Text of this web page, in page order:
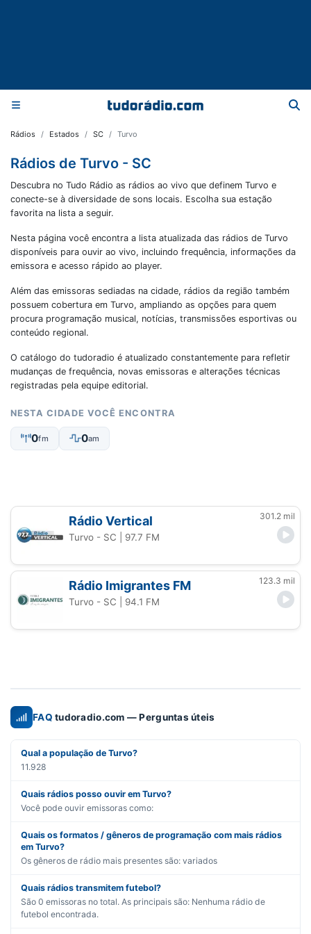
Rádios Estados SC Turvo
Rádios de Turvo - SC
Descubra no Tudo Rádio as rádios ao vivo que definem Turvo e
conecte-se à diversidade de sons locais. Escolha sua estação
favorita na lista a seguir.
Nesta página você encontra a lista atualizada das rádios de Turvo
disponíveis para ouvir ao vivo, incluindo frequência, informações da
emissora e acesso rápido ao player.
Além das emissoras sediadas na cidade, rádios da região também
possuem cobertura em Turvo, ampliando as opções para quem
procura programação musical, notícias, transmissões esportivas ou
conteúdo regional.
O catálogo do tudoradio é atualizado constantemente para refletir
mudanças de frequência, novas emissoras e alterações técnicas
registradas pela equipe editorial.
NESTA CIDADE VOCÊ ENCONTRA
0fm 0am
Rádio Vertical 301.2 mil
Turvo - SC | 97.7 FM
Rádio Imigrantes FM 123.3 mil
Turvo - SC | 94.1 FM
FAQ tudoradio.com — Perguntas úteis
Qual a população de Turvo?
11.928
Quais rádios posso ouvir em Turvo?
Você pode ouvir emissoras como:
Quais os formatos / gêneros de programação com mais rádios
em Turvo?
Os gêneros de rádio mais presentes são: variados
Quais rádios transmitem futebol?
São 0 emissoras no total. As principais são: Nenhuma rádio de
futebol encontrada.